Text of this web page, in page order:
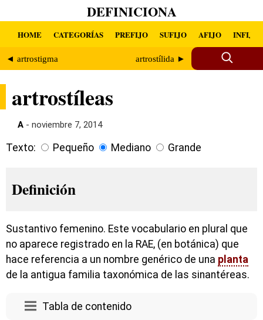
DEFINICIONA
HOME CATEGORÍAS PREFIJO SUFIJO AFIJO INFIJO
◄ artrostigma artrostílida ►
artrostíleas
A - noviembre 7, 2014
Texto: Pequeño Mediano Grande
Definición
Sustantivo femenino. Este vocabulario en plural que
no aparece registrado en la RAE, (en botánica) que
hace referencia a un nombre genérico de una planta
de la antigua familia taxonómica de las sinantéreas.
Tabla de contenido